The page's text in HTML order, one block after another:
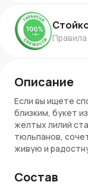
Описание
Если вы ищете
близким, букет
желтых лилий
тюльпанов,
живую и
эмоции. Такой
Состав